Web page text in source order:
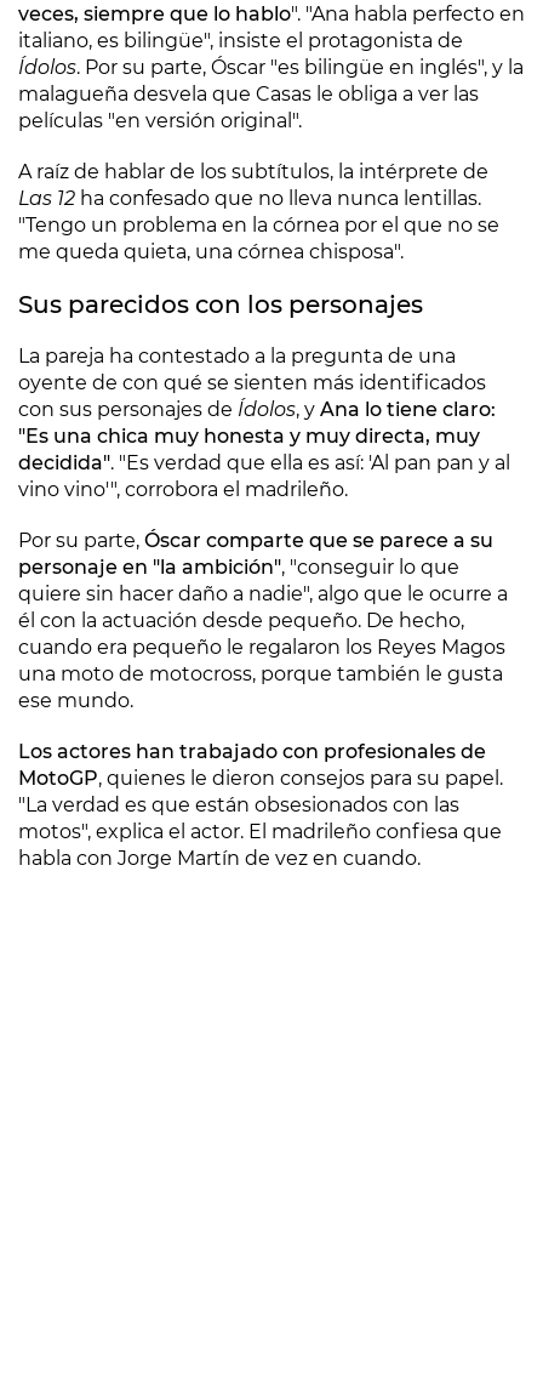
veces, siempre que lo hablo". "Ana habla perfecto en
italiano, es bilingüe", insiste el protagonista de
Ídolos. Por su parte, Óscar "es bilingüe en inglés", y la
malagueña desvela que Casas le obliga a ver las
películas "en versión original".
A raíz de hablar de los subtítulos, la intérprete de
Las 12 ha confesado que no lleva nunca lentillas.
"Tengo un problema en la córnea por el que no se
me queda quieta, una córnea chisposa".
Sus parecidos con los personajes
La pareja ha contestado a la pregunta de una
oyente de con qué se sienten más identificados
con sus personajes de Ídolos, y Ana lo tiene claro:
"Es una chica muy honesta y muy directa, muy
decidida". "Es verdad que ella es así: 'Al pan pan y al
vino vino'", corrobora el madrileño.
Por su parte, Óscar comparte que se parece a su
personaje en "la ambición", "conseguir lo que
quiere sin hacer daño a nadie", algo que le ocurre a
él con la actuación desde pequeño. De hecho,
cuando era pequeño le regalaron los Reyes Magos
una moto de motocross, porque también le gusta
ese mundo.
Los actores han trabajado con profesionales de
MotoGP, quienes le dieron consejos para su papel.
"La verdad es que están obsesionados con las
motos", explica el actor. El madrileño confiesa que
habla con Jorge Martín de vez en cuando.